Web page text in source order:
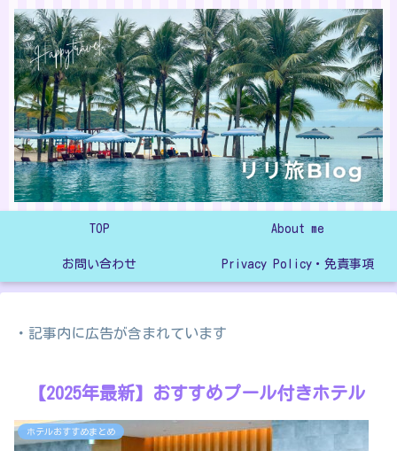
TOP About me
お問い合わせ Privacy Policy・免責事項
・記事内に広告が含まれています
【2025年最新】おすすめプール付きホテル
ホテルおすすめまとめ